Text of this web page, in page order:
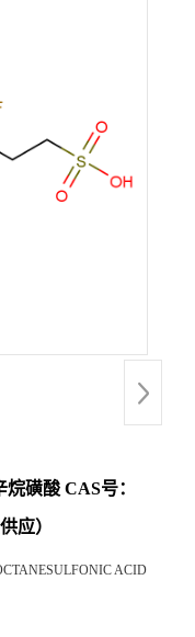
磺酸 CAS号：
应）
ACID